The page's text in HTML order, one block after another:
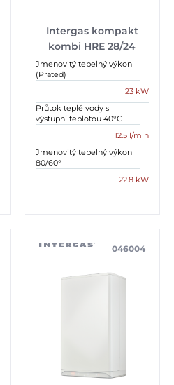
Intergas kompakt
kombi HRE 28/24
Jmenovitý tepelný výkon
(Prated)
23 kW
Průtok teplé vody s
výstupní teplotou 40°C
12.5 l/min
Jmenovitý tepelný výkon
80/60°
22.8 kW
046004